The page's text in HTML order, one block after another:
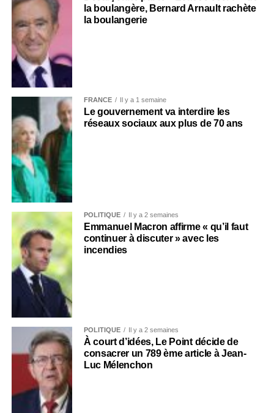
la boulangère, Bernard Arnault rachète
la boulangerie
FRANCE Il y a 1 semaine
Le gouvernement va interdire les
réseaux sociaux aux plus de 70 ans
POLITIQUE Il y a 2 semaines
Emmanuel Macron affirme « qu’il faut
continuer à discuter » avec les
incendies
POLITIQUE Il y a 2 semaines
À court d’idées, Le Point décide de
consacrer un 789 ème article à Jean-
Luc Mélenchon